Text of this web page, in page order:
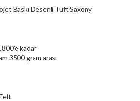
Baskı Desenli Tuft Saxony
kadar
3500 gram arası